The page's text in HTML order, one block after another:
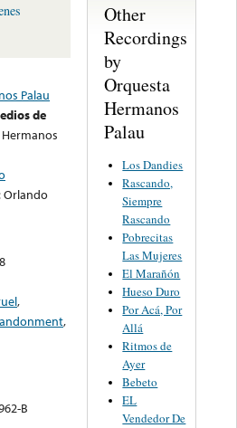
Palau
de
Orlando
,
,
B
Other
Recordings
by
Orquesta
Hermanos
Palau
Los Dandies
Rascando,
Siempre
Rascando
Pobrecitas
Las Mujeres
El Marañón
Hueso Duro
Por Acá, Por
Allá
Ritmos de
Ayer
Bebeto
EL
Vendedor De